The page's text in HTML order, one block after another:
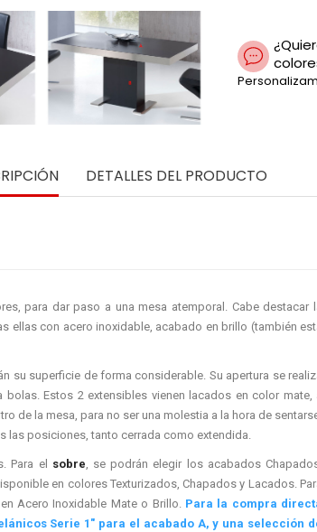
DETALLES DEL PRODUCTO
para dar paso a una mesa atemporal. Cabe destacar
ellas con acero inoxidable, acabado en brillo (también
su superficie de forma considerable. Su apertura se
Estos 2 extensibles vienen lacados en color mate,
de la mesa, para no ser una molestia a la hora de
las posiciones, tanto cerrada como extendida.
Para el sobre, se podrán elegir los acabados
en colores Texturizados, Chapados y Lacados.
Acero Inoxidable Mate o Brillo. Para la compra
Serie 1" para el acabado A, y una selección